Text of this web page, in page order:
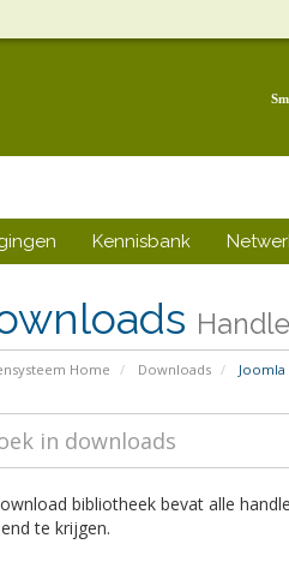
Kennisbank
Home Downloads Joomla
bibliotheek bevat alle
te krijgen.